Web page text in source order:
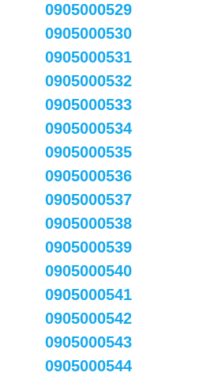
0905000529
0905000530
0905000531
0905000532
0905000533
0905000534
0905000535
0905000536
0905000537
0905000538
0905000539
0905000540
0905000541
0905000542
0905000543
0905000544